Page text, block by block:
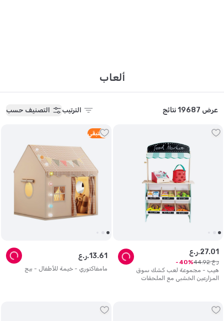
ألعاب
عرض 19687 نتائج الترتيب التصنيف حسب
هيب - مجموعة لعب كشك سوق
المزارعين الخشبي مع الملحقات
ر.ع.27.01
ر.ع. 44.92
40
2 متبقي
مامفاكتوري - خيمة للأطفال - بيج
ر.ع.13.61